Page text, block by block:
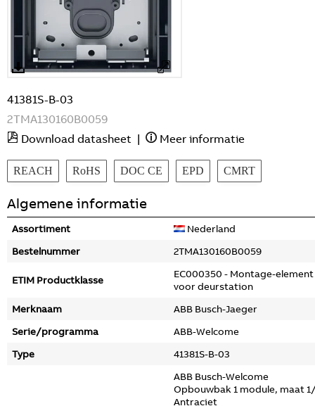
41381S-B-03
2TMA130160B0059
Download datasheet | Meer informatie
REACH RoHS DOC CE EPD CMRT
Algemene informatie
Assortiment
Nederland
Bestelnummer
2TMA130160B0059
ETIM Productklasse
EC000350 - Montage-element
voor deurstation
Merknaam
ABB Busch-Jaeger
Serie/programma
ABB-Welcome
Type
41381S-B-03
ABB Busch-Welcome
Opbouwbak 1 module, maat
Antraciet